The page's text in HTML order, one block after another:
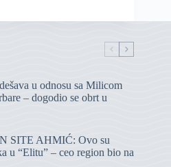
u odnosu sa Milicom
– dogodio se obrt u
SITE AHMIĆ: Ovo su
u “Elitu” – ceo region bio na